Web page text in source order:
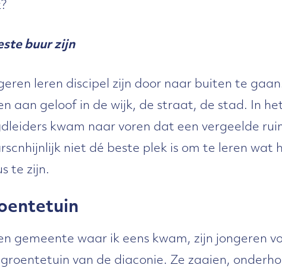
buur zijn
leren discipel zijn door naar buiten te
aan geloof in de wijk, de straat, de stad. In
kwam naar voren dat een vergeelde
niet dé beste plek is om te leren wat
te zijn.
gemeente waar ik eens kwam, zijn jongeren
van de diaconie. Ze zaaien,